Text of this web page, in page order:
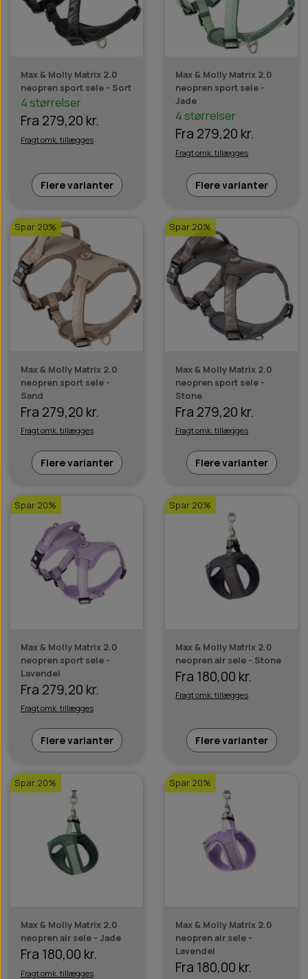
Max & Molly Matrix 2.0
neopren sport sele - Sort
4 størrelser
Fra 279,20 kr.
Fragt omk. tillægges
Flere varianter
Max & Molly Matrix 2.0
neopren sport sele -
Jade
4 størrelser
Fra 279,20 kr.
Fragt omk. tillægges
Flere varianter
Spar 20%
Max & Molly Matrix 2.0
neopren sport sele -
Sand
Fra 279,20 kr.
Fragt omk. tillægges
Flere varianter
Spar 20%
Max & Molly Matrix 2.0
neopren sport sele -
Stone
Fra 279,20 kr.
Fragt omk. tillægges
Flere varianter
Spar 20%
Max & Molly Matrix 2.0
neopren sport sele -
Lavendel
Fra 279,20 kr.
Fragt omk. tillægges
Flere varianter
Spar 20%
Max & Molly Matrix 2.0
neopren air sele - Stone
Fra 180,00 kr.
Fragt omk. tillægges
Flere varianter
Spar 20%
Max & Molly Matrix 2.0
neopren air sele - Jade
Fra 180,00 kr.
Fragt omk. tillægges
Spar 20%
Max & Molly Matrix 2.0
neopren air sele -
Lavendel
Fra 180,00 kr.